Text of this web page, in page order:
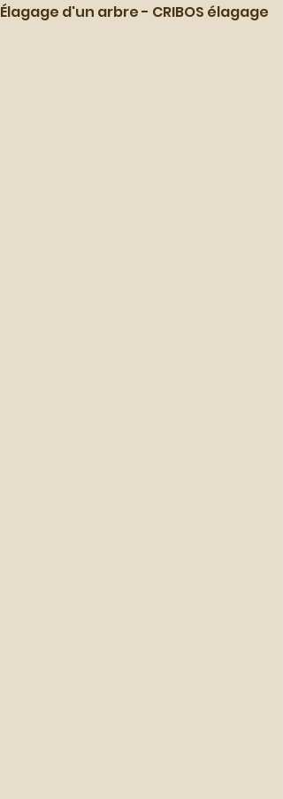
Élagage d'un arbre - CRIBOS élagage